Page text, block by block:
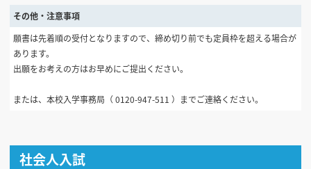
その他・注意事項
願書は先着順の受付となりますので、締め切り前でも定員枠を超える場合が
あります。
出願をお考えの方はお早めにご提出ください。
または、本校入学事務局（ 0120-947-511 ）までご連絡ください。
社会人入試